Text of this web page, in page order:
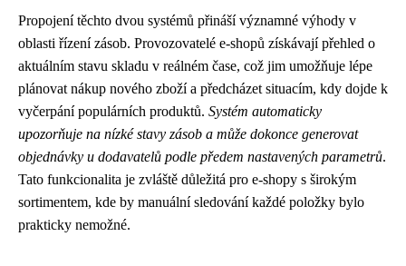
Propojení těchto dvou systémů přináší významné výhody v
oblasti řízení zásob. Provozovatelé e-shopů získávají přehled o
aktuálním stavu skladu v reálném čase, což jim umožňuje lépe
plánovat nákup nového zboží a předcházet situacím, kdy dojde k
vyčerpání populárních produktů. Systém automaticky
upozorňuje na nízké stavy zásob a může dokonce generovat
objednávky u dodavatelů podle předem nastavených parametrů.
Tato funkcionalita je zvláště důležitá pro e-shopy s širokým
sortimentem, kde by manuální sledování každé položky bylo
prakticky nemožné.